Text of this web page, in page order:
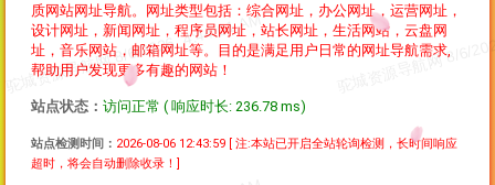
质网站网址导航。网址类型包括：综合网址，办公网址，运营网址，
设计网址，新闻网址，程序员网址，站长网址，生活网站，云盘网
址，音乐网站，邮箱网址等。目的是满足用户日常的网址导航需求,
帮助用户发现更多有趣的网站！
站点状态： 访问正常 ( 响应时长: 236.78 ms)
站点检测时间： 2026-08-06 12:43:59 [ 注:本站已开启全站轮询检测，长时间响应
超时，将会自动删除收录！]